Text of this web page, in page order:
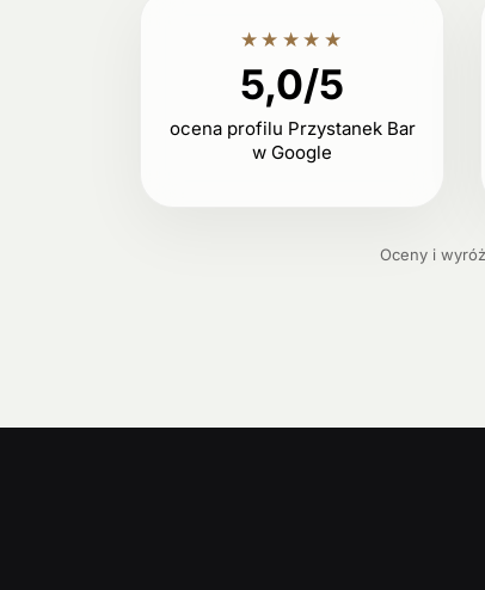
★★★★★
5,0/5
ocena profilu Przystanek Bar
w Google
Oceny i